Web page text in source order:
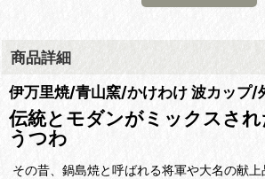
商品詳細
伊万里焼/青山窯/かけわけ 波カップ
伝統とモダンがミックスさ
うつわ
その昔、鍋島焼と呼ばれる将軍や大名の献上